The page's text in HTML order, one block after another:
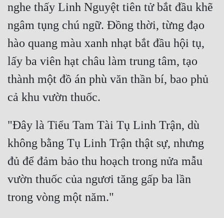
nghe thấy Linh Nguyệt tiên tử bắt đầu khẽ
ngâm tụng chú ngữ. Đồng thời, từng đạo
hào quang màu xanh nhạt bắt đầu hội tụ,
lấy ba viên hạt châu làm trung tâm, tạo
thành một đồ án phù văn thần bí, bao phủ
"Đây là Tiểu Tam Tài Tụ Linh Trận, dù
không bằng Tụ Linh Trận thật sự, nhưng
đủ để đảm bảo thu hoạch trong nửa mẫu
vườn thuốc của ngươi tăng gấp ba lần